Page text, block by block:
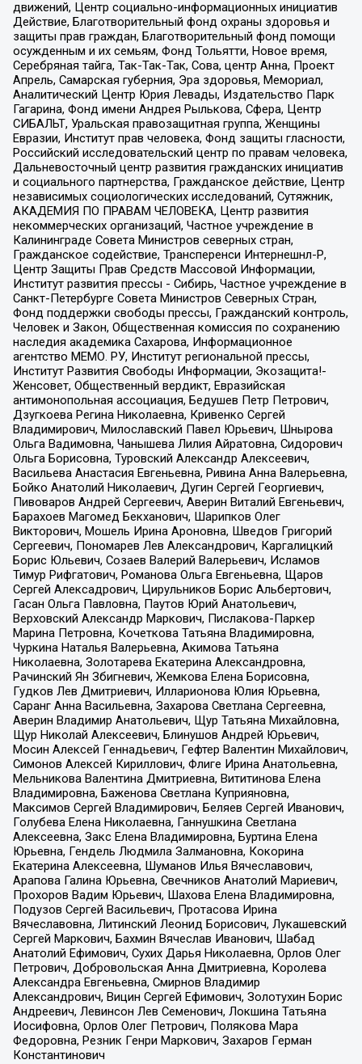
движений, Центр социально-информационных инициатив
Действие, Благотворительный фонд охраны здоровья и
защиты прав граждан, Благотворительный фонд помощи
осужденным и их семьям, Фонд Тольятти, Новое время,
Серебряная тайга, Так-Так-Так, Сова, центр Анна, Проект
Апрель, Самарская губерния, Эра здоровья, Мемориал,
Аналитический Центр Юрия Левады, Издательство Парк
Гагарина, Фонд имени Андрея Рылькова, Сфера, Центр
СИБАЛЬТ, Уральская правозащитная группа, Женщины
Евразии, Институт прав человека, Фонд защиты гласности,
Российский исследовательский центр по правам человека,
Дальневосточный центр развития гражданских инициатив
и социального партнерства, Гражданское действие, Центр
независимых социологических исследований, Сутяжник,
АКАДЕМИЯ ПО ПРАВАМ ЧЕЛОВЕКА, Центр развития
некоммерческих организаций, Частное учреждение в
Калининграде Совета Министров северных стран,
Гражданское содействие, Трансперенси Интернешнл-Р,
Центр Защиты Прав Средств Массовой Информации,
Институт развития прессы - Сибирь, Частное учреждение в
Санкт-Петербурге Совета Министров Северных Стран,
Фонд поддержки свободы прессы, Гражданский контроль,
Человек и Закон, Общественная комиссия по сохранению
наследия академика Сахарова, Информационное
агентство МЕМО. РУ, Институт региональной прессы,
Институт Развития Свободы Информации, Экозащита!-
Женсовет, Общественный вердикт, Евразийская
антимонопольная ассоциация, Бедушев Петр Петрович,
Дзугкоева Регина Николаевна, Кривенко Сергей
Владимирович, Милославский Павел Юрьевич, Шнырова
Ольга Вадимовна, Чанышева Лилия Айратовна, Сидорович
Ольга Борисовна, Туровский Александр Алексеевич,
Васильева Анастасия Евгеньевна, Ривина Анна Валерьевна,
Бойко Анатолий Николаевич, Дугин Сергей Георгиевич,
Пивоваров Андрей Сергеевич, Аверин Виталий Евгеньевич,
Барахоев Магомед Бекханович, Шарипков Олег
Викторович, Мошель Ирина Ароновна, Шведов Григорий
Сергеевич, Пономарев Лев Александрович, Каргалицкий
Борис Юльевич, Созаев Валерий Валерьевич, Исламов
Тимур Рифгатович, Романова Ольга Евгеньевна, Щаров
Сергей Алексадрович, Цирульников Борис Альбертович,
Гасан Ольга Павловна, Паутов Юрий Анатольевич,
Верховский Александр Маркович, Пислакова-Паркер
Марина Петровна, Кочеткова Татьяна Владимировна,
Чуркина Наталья Валерьевна, Акимова Татьяна
Николаевна, Золотарева Екатерина Александровна,
Рачинский Ян Збигневич, Жемкова Елена Борисовна,
Гудков Лев Дмитриевич, Илларионова Юлия Юрьевна,
Саранг Анна Васильевна, Захарова Светлана Сергеевна,
Аверин Владимир Анатольевич, Щур Татьяна Михайловна,
Щур Николай Алексеевич, Блинушов Андрей Юрьевич,
Мосин Алексей Геннадьевич, Гефтер Валентин Михайлович,
Симонов Алексей Кириллович, Флиге Ирина Анатольевна,
Мельникова Валентина Дмитриевна, Вититинова Елена
Владимировна, Баженова Светлана Куприяновна,
Максимов Сергей Владимирович, Беляев Сергей Иванович,
Голубева Елена Николаевна, Ганнушкина Светлана
Алексеевна, Закс Елена Владимировна, Буртина Елена
Юрьевна, Гендель Людмила Залмановна, Кокорина
Екатерина Алексеевна, Шуманов Илья Вячеславович,
Арапова Галина Юрьевна, Свечников Анатолий Мариевич,
Прохоров Вадим Юрьевич, Шахова Елена Владимировна,
Подузов Сергей Васильевич, Протасова Ирина
Вячеславовна, Литинский Леонид Борисович, Лукашевский
Сергей Маркович, Бахмин Вячеслав Иванович, Шабад
Анатолий Ефимович, Сухих Дарья Николаевна, Орлов Олег
Петрович, Добровольская Анна Дмитриевна, Королева
Александра Евгеньевна, Смирнов Владимир
Александрович, Вицин Сергей Ефимович, Золотухин Борис
Андреевич, Левинсон Лев Семенович, Локшина Татьяна
Иосифовна, Орлов Олег Петрович, Полякова Мара
Федоровна, Резник Генри Маркович, Захаров Герман
Константинович